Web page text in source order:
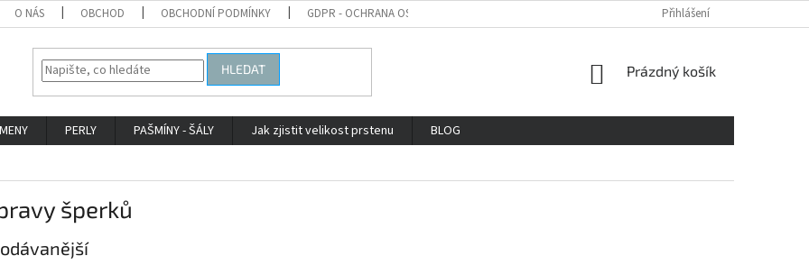
O NÁS OBCHOD OBCHODNÍ PODMÍNKY GDPR - OCHRANA OSOBNÍCH ÚDAJŮ VŠE O NÁKUPU
Přihlášení
HLEDAT
NÁKUPNÍ
Prázdný košík
PERLY PAŠMÍNY - ŠÁLY Jak zjistit velikost prstenu
BLOG
šperků